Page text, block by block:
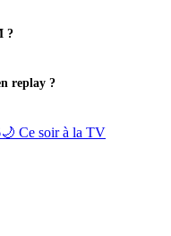
?
replay ?
🌙 Ce soir à la TV